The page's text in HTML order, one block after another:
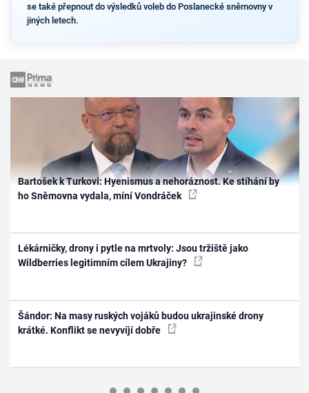
se také přepnout do výsledků voleb do Poslanecké sněmovny v
jiných letech.
Bartošek k Turkovi: Hyenismus a nehoráznost. Ke stíhání by
ho Sněmovna vydala, míní Vondráček
Lékárničky, drony i pytle na mrtvoly: Jsou tržiště jako
Wildberries legitimním cílem Ukrajiny?
Šándor: Na masy ruských vojáků budou ukrajinské drony
krátké. Konflikt se nevyvíjí dobře